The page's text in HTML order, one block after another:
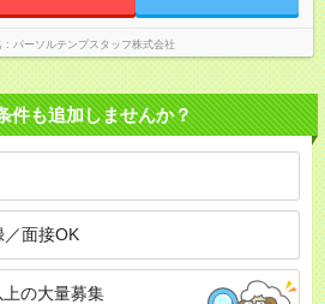
パーソルテンプスタッフ株式会社
件も追加しませんか？
／面接OK
の大量募集